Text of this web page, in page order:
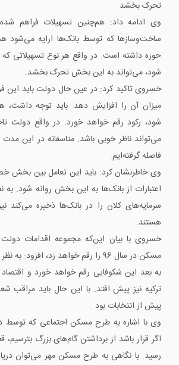
تحرک بخشد.
وی ادامه داد: هم‌چنین تسهیلات فراهم
ساخت‌وسازها که توسط بانک‌ها ارایه می‌شود
حوزه داشته است. در واقع هر نوع تسهیلاتی
شود، می‌تواند به این بخش تحرک بخشد.
خسروی تاکید کرد: در عین حال دولت باید این
میزان آن را افزایش دهد. باید توجه
شود، رکود رقم خواهد خورد. در واقع دولت
می‌تواند ناظر خوبی باشد. متاسفانه در این
فاصله گرفته‌ایم.
وی خاطرنشان کرد: باید این تعامل بین بخش
اعتبارات از بانک‌ها به این بخش روانه شود.
سرمایه‌های کلان را در بانک‌ها ذخیره می‌کند
هستند.
خسروی با بیان این‌که مجموعه اقدامات دولت
به بعد این شکوفایی رقم خواهد خورد و
ترکیه نیز پیش افتد. با این حال باید مراقب
پیش از انتخابات بود .
وی با اشاره به طرح مسکن اجتماعی که توسط
اگر قرار باشد از برداشتن گام‌های بزرگ
رسید. با نگاهی به طرح مسکن مهر می‌توان